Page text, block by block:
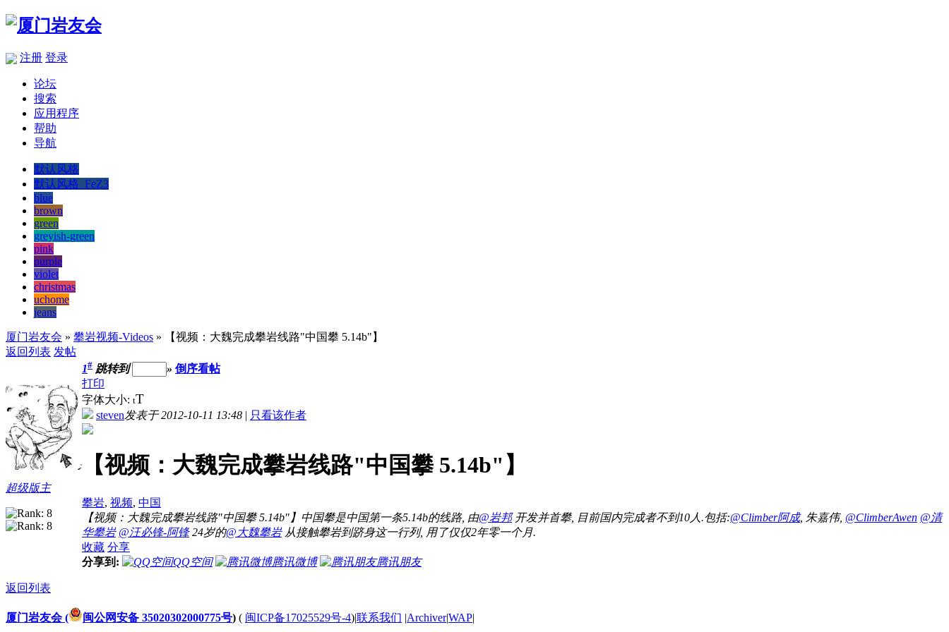
注册 登录
论坛
搜索
应用程序
帮助
导航
默认风格
默认风格_FeZ3
blue
brown
green
greyish-green
pink
purple
violet
christmas
uchome
jeans
厦门岩友会 » 攀岩视频-Videos » 【视频：大魏完成攀岩线路"中国攀 5.14b"】
返回列表 发帖
超级版主
1# 跳转到 » 倒序看帖
打印
字体大小: tT
steven发表于 2012-10-11 13:48 | 只看该作者
【视频：大魏完成攀岩线路"中国攀 5.14b"】
攀岩, 视频, 中国
【视频：大魏完成攀岩线路"中国攀 5.14b"】中国攀是中国第一条5.14b的线路, 由@岩邦开发并首攀, 目前国内完成者不到10人.包括:@Climber阿成, 朱嘉伟, @ClimberAwen @清
华攀岩 @汪必锋-阿锋24岁的@大魏攀岩从接触攀岩到跻身这一行列, 用了仅仅2年零一个月.
收藏 分享
分享到:
QQ空间 腾讯微博 腾讯朋友
返回列表
厦门岩友会 ( 闽公网安备 35020302000775号) ( 闽ICP备17025529号-4)|联系我们 |Archiver|WAP|